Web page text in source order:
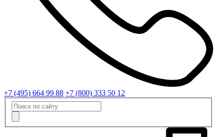
+7 (495) 664 99 88 +7 (800) 333 50 12